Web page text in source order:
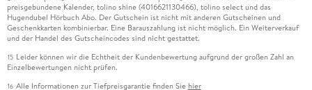
preisgebundene Kalender, tolino shine (4016621130466), tolino select und das
Hugendubel Hörbuch Abo. Der Gutschein ist nicht mit anderen Gutscheinen und
Geschenkkarten kombinierbar. Eine Barauszahlung ist nicht möglich. Ein Weiterverkauf
und der Handel des Gutscheincodes sind nicht gestattet.
15 Leider können wir die Echtheit der Kundenbewertung aufgrund der großen Zahl an
Einzelbewertungen nicht prüfen.
16 Alle Informationen zur Tiefpreisgarantie finden Sie hier